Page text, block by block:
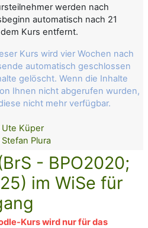
werden nach
automatisch nach 21
Kurs entfernt.
Kurs wird vier Wochen nach
automatisch geschlossen
gelöscht. Wenn die Inhalte
Ihnen nicht abgerufen wurden,
nicht mehr verfügbar.
Ute Küper
Stefan Plura
- BPO2020;
im WiSe für
Kurs wird nur für das